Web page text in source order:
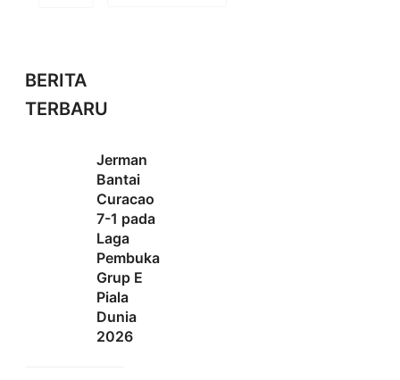
BERITA
TERBARU
Jerman
Bantai
Curacao
7-1 pada
Laga
Pembuka
Grup E
Piala
Dunia
2026